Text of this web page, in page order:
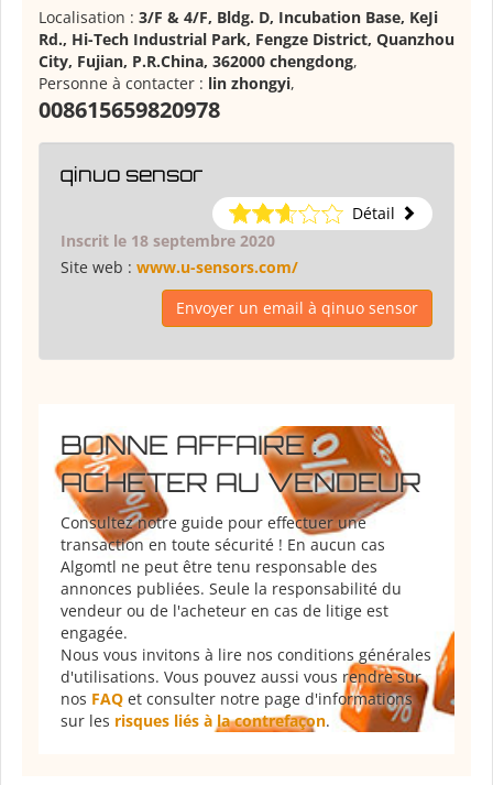
Localisation : 3/F & 4/F, Bldg. D, Incubation Base, KeJi
Rd., Hi-Tech Industrial Park, Fengze District, Quanzhou
City, Fujian, P.R.China, 362000 chengdong,
Personne à contacter : lin zhongyi,
008615659820978
qinuo sensor
Détail
Inscrit le 18 septembre 2020
Site web : www.u-sensors.com/
Envoyer un email à qinuo sensor
BONNE AFFAIRE :
ACHETER AU VENDEUR
Consultez notre guide pour effectuer une
transaction en toute sécurité ! En aucun cas
Algomtl ne peut être tenu responsable des
annonces publiées. Seule la responsabilité du
vendeur ou de l'acheteur en cas de litige est
engagée.
Nous vous invitons à lire nos conditions générales
d'utilisations. Vous pouvez aussi vous rendre sur
nos FAQ et consulter notre page d'informations
sur les risques liés à la contrefaçon.